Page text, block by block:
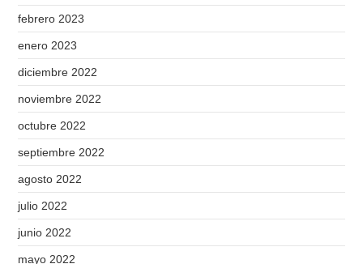
febrero 2023
enero 2023
diciembre 2022
noviembre 2022
octubre 2022
septiembre 2022
agosto 2022
julio 2022
junio 2022
mayo 2022